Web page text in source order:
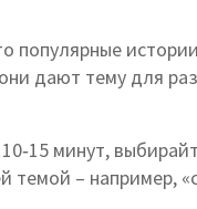
популярные
дают тему для
минут,
– например,